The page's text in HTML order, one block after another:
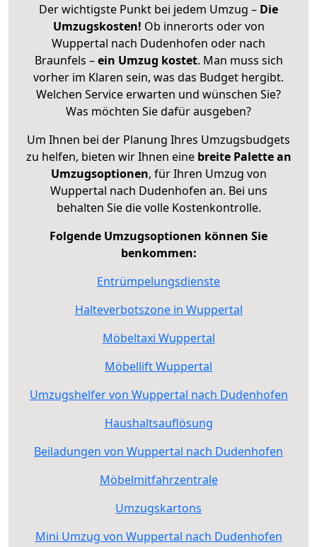
Der wichtigste Punkt bei jedem Umzug – Die
Umzugskosten! Ob innerorts oder von
Wuppertal nach Dudenhofen oder nach
Braunfels –ein Umzug kostet. Man muss sich
vorher im Klaren sein, was das Budget hergibt.
Welchen Service erwarten und wünschen Sie?
Was möchten Sie dafür ausgeben?
Um Ihnen bei der Planung Ihres Umzugsbudgets
zu helfen, bieten wir Ihnen eine breite Palette an
Umzugsoptionen, für Ihren Umzug von
Wuppertal nach Dudenhofen an. Bei uns
behalten Sie die volle Kostenkontrolle.
Folgende Umzugsoptionen können Sie
benkommen:
Entrümpelungsdienste
Halteverbotszone in Wuppertal
Möbeltaxi Wuppertal
Möbellift Wuppertal
Umzugshelfer von Wuppertal nach Dudenhofen
Haushaltsauflösung
Beiladungen von Wuppertal nach Dudenhofen
Möbelmitfahrzentrale
Umzugskartons
Mini Umzug von Wuppertal nach Dudenhofen